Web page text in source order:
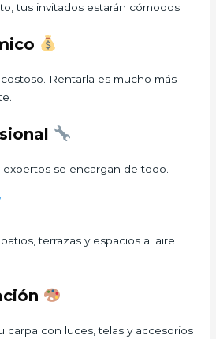
tus invitados estarán cómodos.
Rentarla es mucho más
se encargan de todo.
terrazas y espacios al aire
carpa con luces, telas y accesorios